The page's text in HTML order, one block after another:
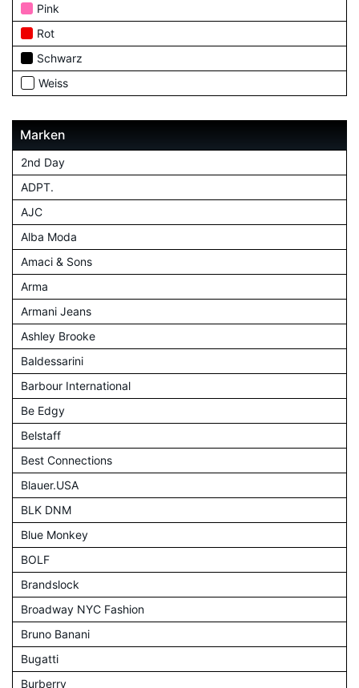
Pink
Rot
Schwarz
Weiss
Marken
2nd Day
ADPT.
AJC
Alba Moda
Amaci & Sons
Arma
Armani Jeans
Ashley Brooke
Baldessarini
Barbour International
Be Edgy
Belstaff
Best Connections
Blauer.USA
BLK DNM
Blue Monkey
BOLF
Brandslock
Broadway NYC Fashion
Bruno Banani
Bugatti
Burberry